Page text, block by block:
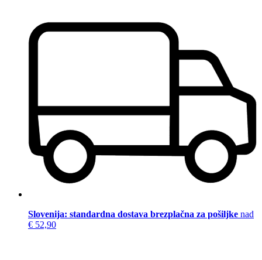
Slovenija: standardna dostava brezplačna za pošiljke nad
€ 52,90